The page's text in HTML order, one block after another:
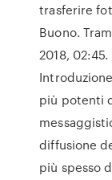
trasferire
Buono.
2018,
più potenti
diffusione
più spesso